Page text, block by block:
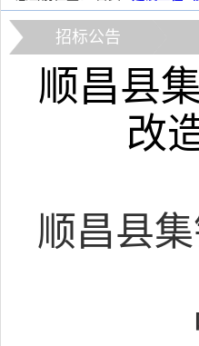
招标公告
顺昌县
改
顺昌县